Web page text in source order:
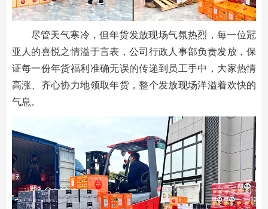
尽管天气寒冷，但年货发放现场气氛热烈，每一位冠
亚人的喜悦之情溢于言表，公司行政人事部负责发放，保
证每一份年货福利准确无误的传递到员工手中，大家热情
高涨、齐心协力地领取年货，整个发放现场洋溢着欢快的
气息。